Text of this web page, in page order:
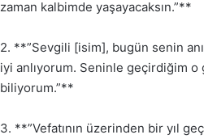
zaman kalbimde yaşayacaksın.”**
2. **”Sevgili [isim], bugün senin
iyi anlıyorum. Seninle geçirdiğim o
biliyorum.”**
3. **”Vefatının üzerinden bir yıl